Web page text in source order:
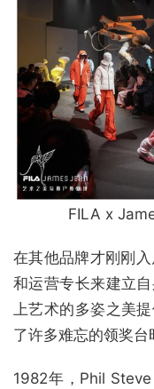
FILA x
在其他品牌才刚刚
和运营专长来建立
上艺术的多姿之美
了许多难忘的领奖台
1982年，Phil